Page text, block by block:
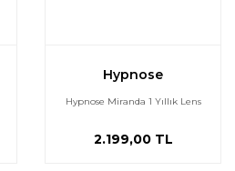
Hypnose
Hypnose Miranda 1 Yıllık Lens
2.199,00 TL